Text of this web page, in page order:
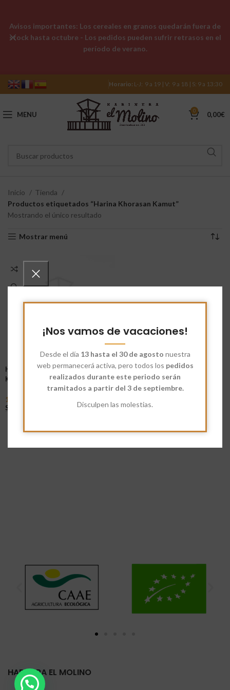
¡Nos vamos de vacaciones!
Desde el día 13 hasta el 30 de agosto nuestra
web permanecerá activa, pero todos los pedidos
realizados durante este periodo serán
tramitados a partir del 3 de septiembre.
Disculpen las molestias.
Horario: L-J: 9 a 19 | V: 9 a 18 | S: 9 a 13:30
MENU 0 0,00€
Inicio
Tienda
Productos etiquetados “Harina Khorasan Kamut”
Mostrando el único resultado
Mostrar menú
Harina Ecológica Khorasan
Kamut
17,70
Seleccionar Opciones
HARINERA EL MOLINO
Avisos importantes: Los cereales en granos quedarán fuera de
stock hasta octubre - Los pedidos pueden sufrir retrasos en el
período de verano.